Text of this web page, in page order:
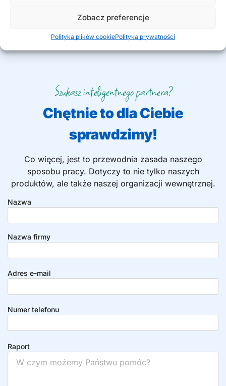
Zobacz preferencje
Polityka plików cookiePolityka prywatności
Szukasz inteligentnego partnera?
Chętnie to dla Ciebie
sprawdzimy!
Co więcej, jest to przewodnia zasada naszego
sposobu pracy. Dotyczy to nie tylko naszych
produktów, ale także naszej organizacji wewnętrznej.
Nazwa
Nazwa firmy
Adres e-mail
Numer telefonu
Raport